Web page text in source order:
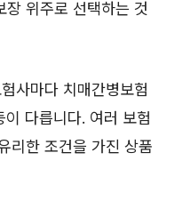
장 위주로 선택하는 것
사마다 치매간병보험
다릅니다. 여러 보험
리한 조건을 가진 상품